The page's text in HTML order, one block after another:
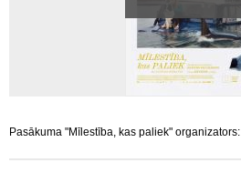
Pasākuma "Mīlestība, kas paliek" organizators: